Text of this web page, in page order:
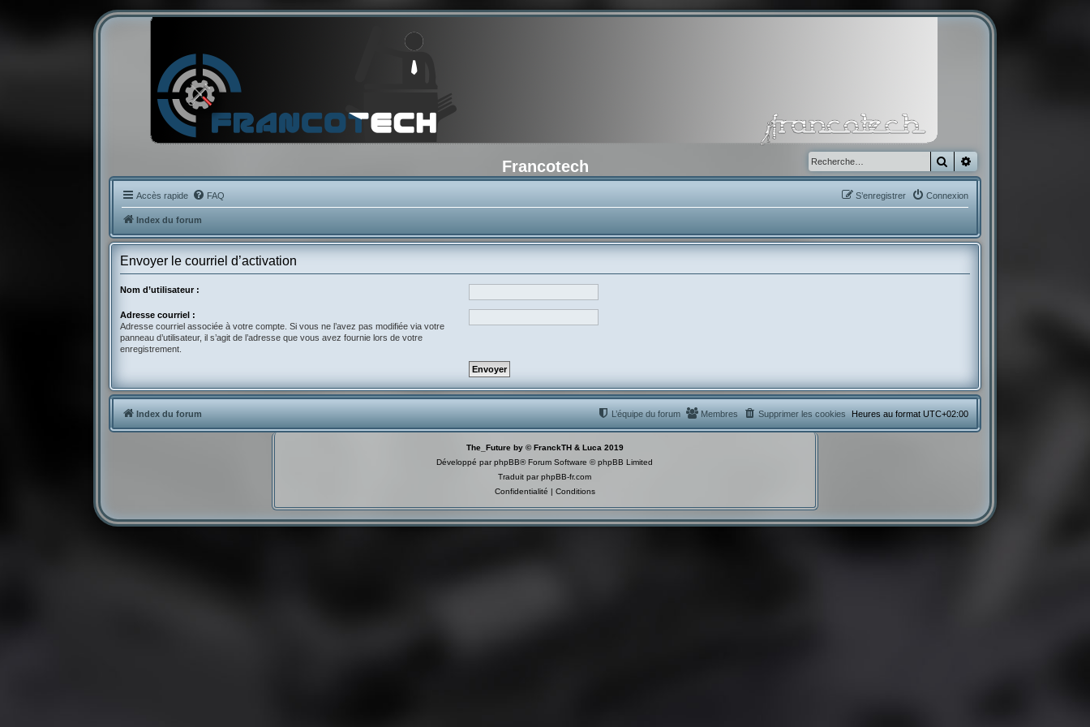
Francotech Rechercher
Accès rapide FAQ Connexion
S’enregistrer
Index du forum
Envoyer le courriel d’activation
Nom d’utilisateur :
Adresse courriel :
Adresse courriel associée à votre compte. Si vous ne l’avez pas modifiée via votre
panneau d’utilisateur, il s’agit de l’adresse que vous avez fournie lors de votre
enregistrement.
Index du forum Heures au format UTC+02:00
Supprimer les cookies
Membres
L’équipe du forum
The_Future by © FranckTH & Luca 2019
Développé parphpBB® Forum Software © phpBB Limited
Traduit parphpBB-fr.com
Confidentialité
Conditions